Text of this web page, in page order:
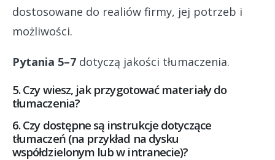
dostosowane do realiów firmy, jej potrzeb i
możliwości.
Pytania 5–7 dotyczą jakości tłumaczenia.
5. Czy wiesz, jak przygotować materiały do
tłumaczenia?
6. Czy dostępne są instrukcje dotyczące
tłumaczeń (na przykład na dysku
współdzielonym lub w intranecie)?